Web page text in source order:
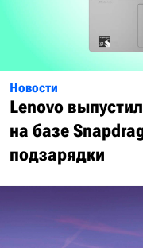
Новости
Lenovo
на базе
подзарядки